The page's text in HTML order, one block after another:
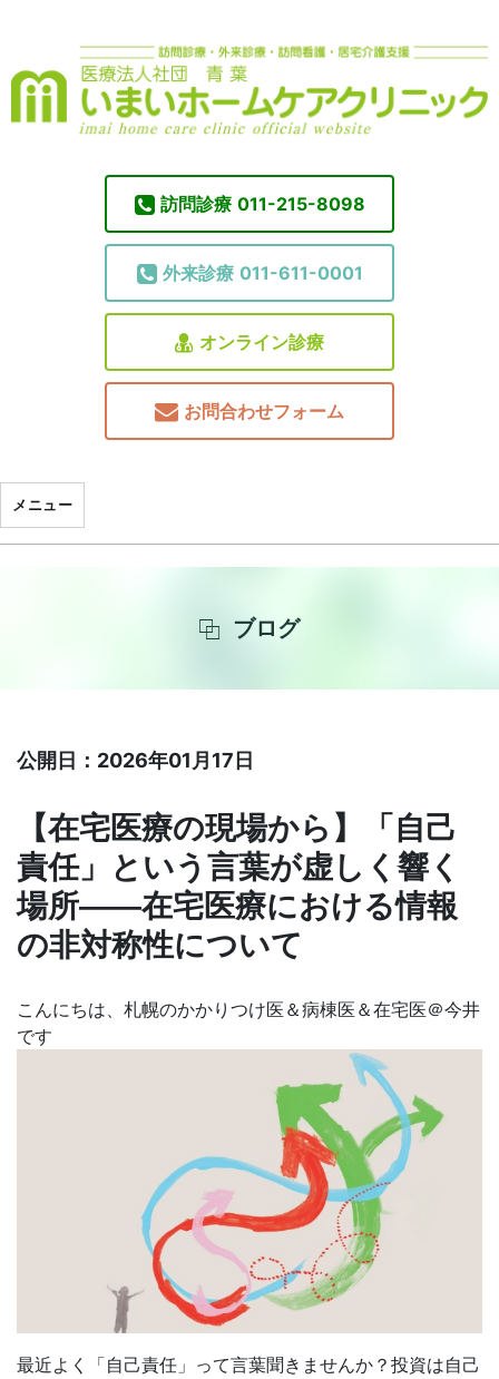
訪問診療 011-215-8098
外来診療 011-611-0001
オンライン診療
お問合わせフォーム
メニュー
ブログ
公開日：2026年01月17日
【在宅医療の現場から】「自己
責任」という言葉が虚しく響く
場所——在宅医療における情報
の非対称性について
こんにちは、札幌のかかりつけ医＆病棟医＆在宅医＠今井
です
最近よく「自己責任」って言葉聞きませんか？投資は自己